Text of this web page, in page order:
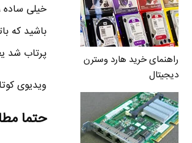
راهنمای خرید هارد وسترن
دیجیتال
باشید که
پرتاب شد
ویدیوی
حتما